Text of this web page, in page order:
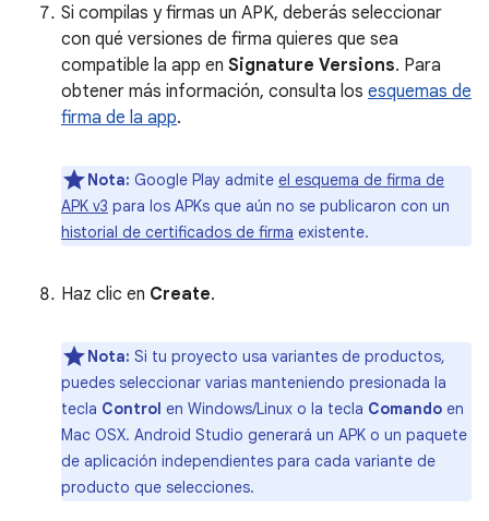
Si compilas y firmas un APK, deberás seleccionar
con qué versiones de firma quieres que sea
compatible la app en Signature Versions. Para
obtener más información, consulta los esquemas de
firma de la app.
Nota: Google Play admite el esquema de firma de
APK v3 para los APKs que aún no se publicaron con un
historial de certificados de firma existente.
Haz clic en Create.
Nota: Si tu proyecto usa variantes de productos,
puedes seleccionar varias manteniendo presionada la
tecla Control en Windows/Linux o la tecla Comando en
Mac OSX. Android Studio generará un APK o un paquete
de aplicación independientes para cada variante de
producto que selecciones.